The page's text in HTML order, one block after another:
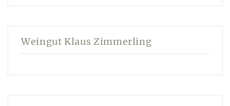
Weingut Klaus Zimmerling